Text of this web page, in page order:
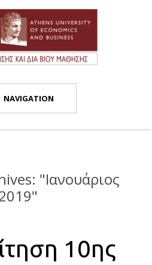
NAVIGATION
"Ιανουάριος
"
10ης